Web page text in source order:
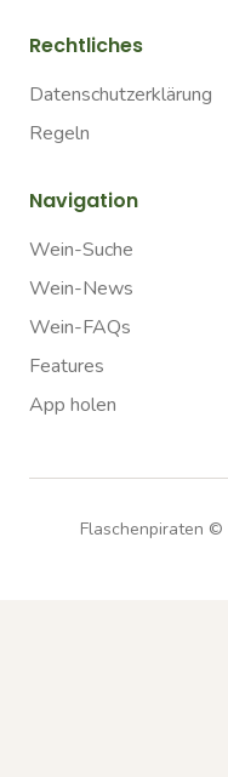
Rechtliches
Datenschutzerklärung
Regeln
Navigation
Wein-Suche
Wein-News
Wein-FAQs
Features
App holen
Flaschenpiraten ©